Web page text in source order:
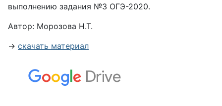
выполнению задания №3 ОГЭ-2020.
Автор: Морозова Н.Т.
→ скачать материал